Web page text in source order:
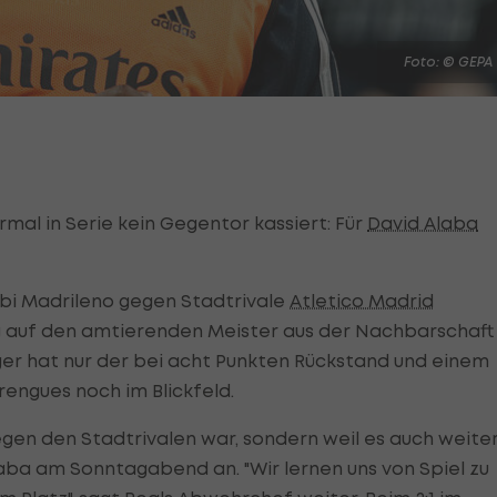
Foto: © GEPA
in Serie kein Gegentor kassiert: Für David Alaba
Madrileno gegen Stadtrivale Atletico Madrid
den amtierenden Meister aus der Nachbarschaft
hat nur der bei acht Punkten Rückstand und einem
noch im Blickfeld.
den Stadtrivalen war, sondern weil es auch
am Sonntagabend an. "Wir lernen uns von Spiel zu